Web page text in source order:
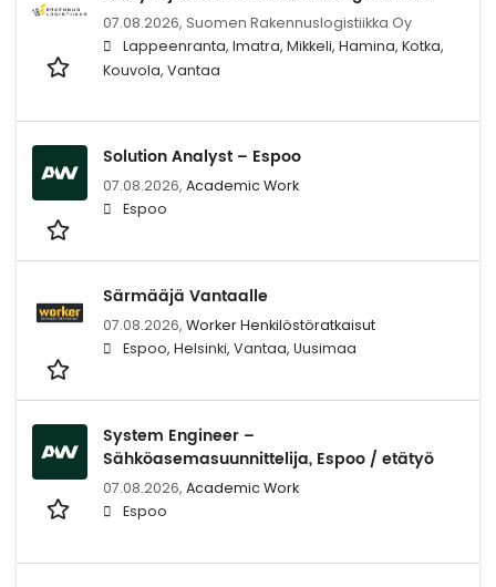
07.08.2026, Suomen Rakennuslogistiikka Oy
Lappeenranta, Imatra, Mikkeli, Hamina, Kotka,
Kouvola, Vantaa
Solution Analyst – Espoo
07.08.2026, Academic Work
Espoo
Särmääjä Vantaalle
07.08.2026, Worker Henkilöstöratkaisut
Espoo, Helsinki, Vantaa, Uusimaa
System Engineer –
Sähköasemasuunnittelija, Espoo / etätyö
07.08.2026, Academic Work
Espoo